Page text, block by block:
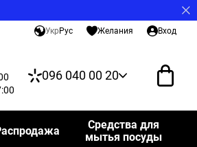
Укр Рус Желания Вход
096 040 00 20
Средства для
мытья посуды